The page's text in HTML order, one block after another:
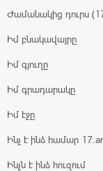
Ժամանակից դուրս
Իմ բնակավայրը
Իմ գյուղը
Իմ գրադարակը
Իմ էջը
Ինչ է ինձ համար
Ինչն է ինձ հուզում